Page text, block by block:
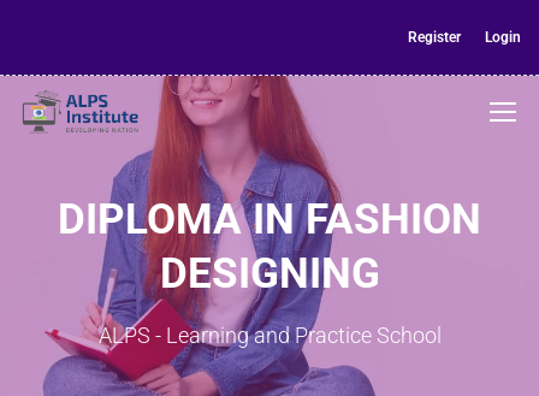
Register Login
DIPLOMA IN FASHION
DESIGNING
ALPS - Learning and Practice School